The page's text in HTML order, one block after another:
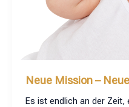
Neue Mission –
Es ist endlich an der Zeit,